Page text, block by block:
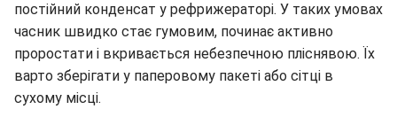
постійний конденсат у рефрижераторі. У таких умовах
часник швидко стає гумовим, починає активно
проростати і вкривається небезпечною пліснявою. Їх
варто зберігати у паперовому пакеті або сітці в
сухому місці.